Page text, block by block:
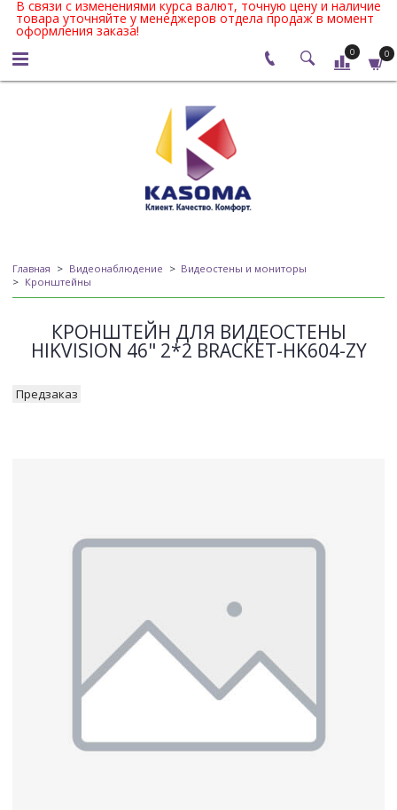
В связи с изменениями курса валют, точную цену и наличие
товара уточняйте у менеджеров отдела продаж в момент
оформления заказа!
0 0
Главная Видеонаблюдение
Видеостены и мониторы
Кронштейны
КРОНШТЕЙН ДЛЯ ВИДЕОСТЕНЫ
HIKVISION 46" 2*2 BRACKET-HK604-ZY
Предзаказ